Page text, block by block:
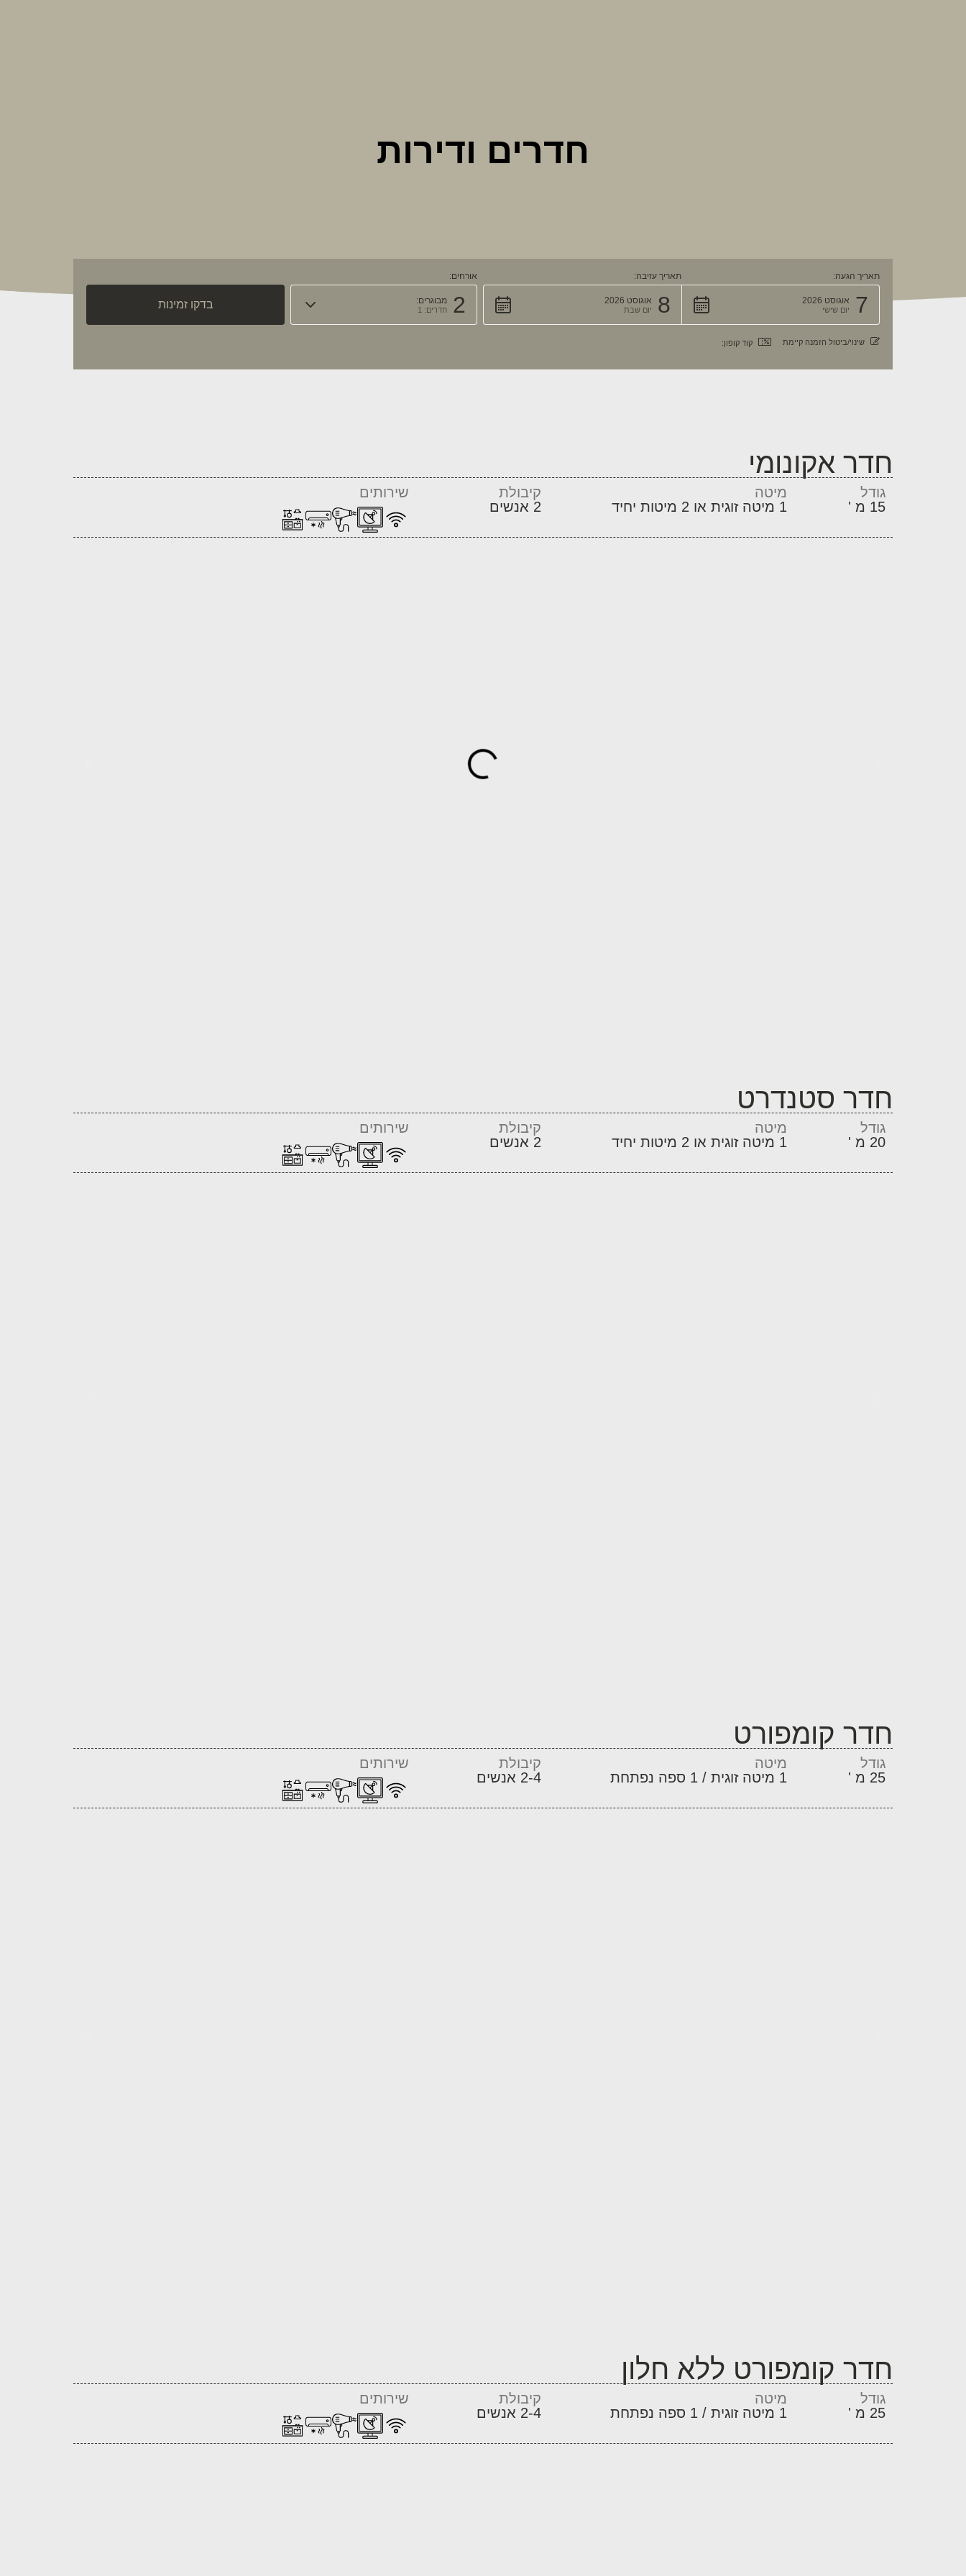
חדרים ודירות
תאריך הגעה:
7 אוגוסט 2026
יום שישי
תאריך עזיבה:
8 אוגוסט 2026
יום שבת
אורחים:
2 מבוגרים:
חדרים: 1
קוד קופון: שינוי/ביטול הזמנה קיימת
חדר אקונומי
גודל
15 מ '
מיטה
1 מיטה זוגית או 2 מיטות יחיד
קיבולת
2 אנשים
שירותים
חדר סטנדרט
גודל
20 מ '
מיטה
1 מיטה זוגית או 2 מיטות יחיד
קיבולת
2 אנשים
שירותים
חדר קומפורט
גודל
25 מ '
מיטה
1 מיטה זוגית / 1 ספה נפתחת
קיבולת
2-4 אנשים
שירותים
חדר קומפורט ללא חלון
גודל
25 מ '
מיטה
1 מיטה זוגית / 1 ספה נפתחת
קיבולת
2-4 אנשים
שירותים